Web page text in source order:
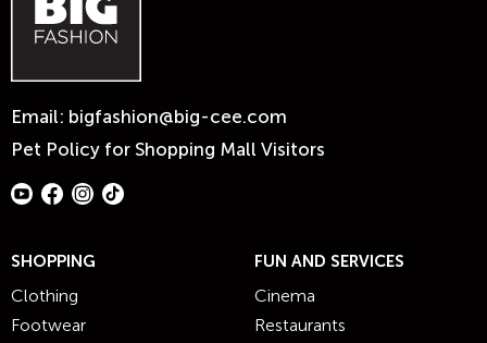
Email: bigfashion@big-cee.com
Pet Policy for Shopping Mall Visitors
SHOPPING
Clothing
Footwear
FUN AND SERVICES
Cinema
Restaurants